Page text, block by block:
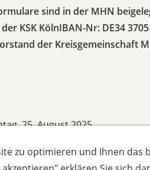
sind in der MHN
KSK KölnIBAN-Nr: DE34 3705
der Kreisgemeinschaft
25. August 2025
zu optimieren und Ihnen das